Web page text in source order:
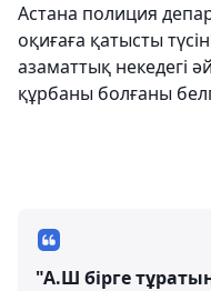
Астана полиция
оқиғаға қатысты
азаматтық некедегі
құрбаны болғаны
"А.Ш бірге